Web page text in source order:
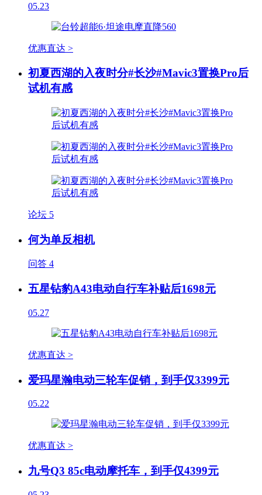
05.23
优惠直达 >
初夏西湖的入夜时分#长沙#Mavic3置换Pro后
试机有感
论坛 5
何为单反相机
问答 4
五星钻豹A43电动自行车补贴后1698元
05.27
优惠直达 >
爱玛星瀚电动三轮车促销，到手仅3399元
05.22
优惠直达 >
九号Q3 85c电动摩托车，到手仅4399元